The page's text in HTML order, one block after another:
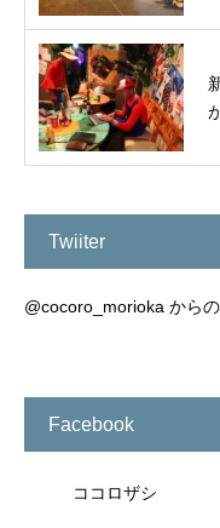
Twiiter
@cocoro_morioka から
Facebook
ココロザシ